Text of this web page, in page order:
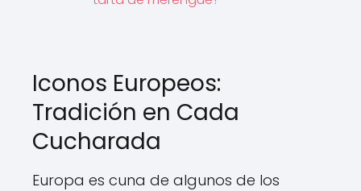
Iconos Europeos:
Tradición en Cada
Cucharada
Europa es cuna de algunos de los